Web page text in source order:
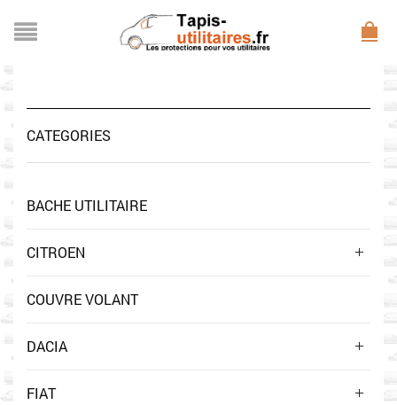
CATEGORIES
BACHE UTILITAIRE
CITROEN
COUVRE VOLANT
DACIA
FIAT